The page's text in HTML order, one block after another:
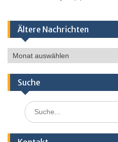
Ältere Nachrichten
Ältere
Nachrichten
Suche
Search
for: